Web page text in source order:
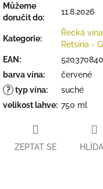
Můžeme
doručit do:
11.8.2026
Kategorie:
Řecká
Retsina -
EAN :
barva vína:
červené
? typ vína:
suché
velikost lahve: 750 ml
ZEPTAT SE